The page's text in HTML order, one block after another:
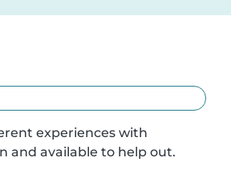
experiences with
and available to help out.